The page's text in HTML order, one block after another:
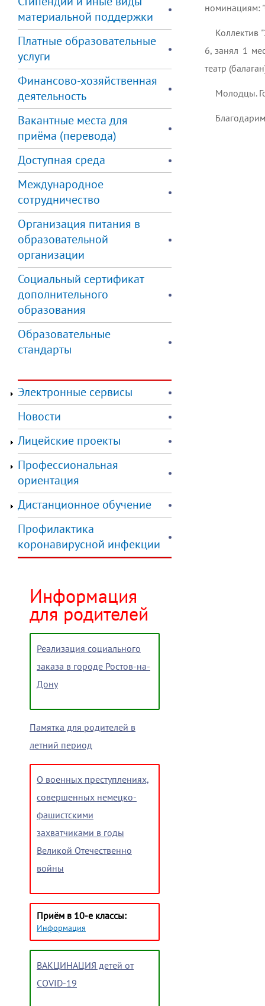
материальной поддержки
Платные образовательные
услуги
Финансово-хозяйственная
деятельность
Вакантные места для
приёма (перевода)
Доступная среда
Международное
сотрудничество
Организация питания в
образовательной
организации
Социальный сертификат
дополнительного
образования
Образовательные
стандарты
Электронные сервисы
Новости
Лицейские проекты
Профессиональная
ориентация
Дистанционное обучение
Профилактика
коронавирусной инфекции
Информация
для родителей
Реализация социального
заказа в городе Ростов-на-
Дону
Памятка для родителей в
летний период
О военных преступлениях,
совершенных немецко-
фашистскими
захватчиками в годы
Великой Отечественно
войны
Приём в 10-е классы:
Информация
ВАКЦИНАЦИЯ детей от
COVID-19
номинациям:
Коллектив
6, занял 1
театр
Молодцы.